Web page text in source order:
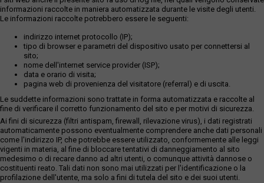
informazioni raccolte in maniera automatizzata durante le visite degli utenti.
Le informazioni raccolte potrebbero essere le seguenti:
indirizzo internet protocollo (IP);
tipo di browser e parametri del dispositivo usato per connettersi al
sito;
nome dell'internet service provider (ISP);
data e orario di visita;
pagina web di provenienza del visitatore (referral) e di uscita.
Le suddette informazioni sono trattate in forma automatizzata e raccolte al
fine di verificare il corretto funzionamento del sito e per motivi di sicurezza.
Ai fini di sicurezza (filtri antispam, firewall, rilevazione virus), i dati registrati
automaticamente possono eventualmente comprendere anche dati personali
come l'indirizzo IP, che potrebbe essere utilizzato, conformemente alle leggi
vigenti in materia, al fine di bloccare tentativi di danneggiamento al sito
medesimo o di recare danno ad altri utenti, o comunque attività dannose o
costituenti reato. Tali dati non sono mai utilizzati per l'identificazione o la
profilazione dell'utente, ma solo a fini di tutela del sito e dei suoi utenti.